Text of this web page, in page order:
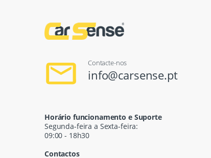
Contacte-nos
info@carsense.pt
Horário funcionamento e Suporte
Segunda-feira a Sexta-feira:
09:00 - 18h30
Contactos